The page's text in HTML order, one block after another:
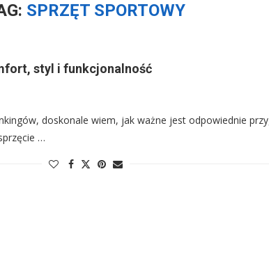
SPRZĘT SPORTOWY
styl i funkcjonalność
doskonale wiem, jak ważne jest odpowiednie
…